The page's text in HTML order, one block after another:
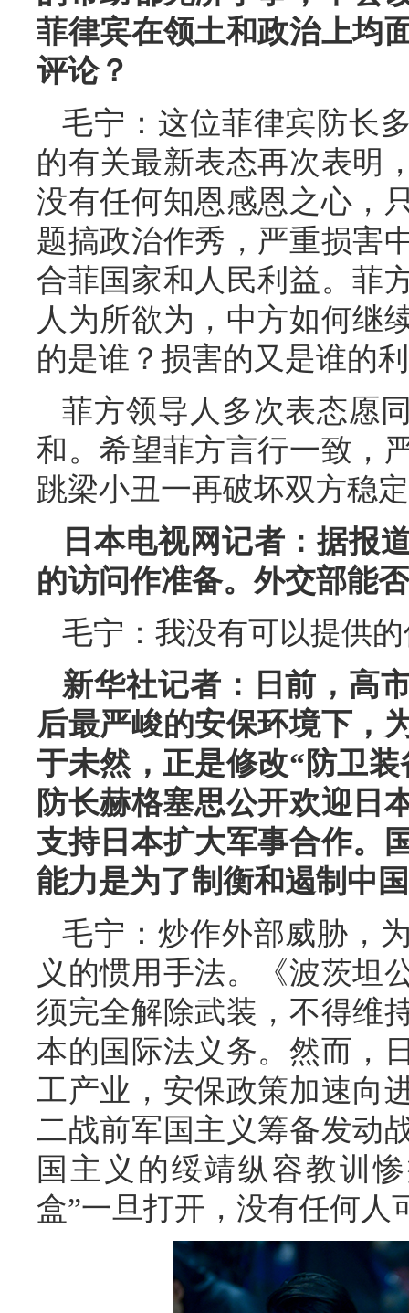
菲律宾在领土和政治上均
评论？
毛宁：这位菲律宾防长
的有关最新表态再次表明
没有任何知恩感恩之心，
题搞政治作秀，严重损害
合菲国家和人民利益。菲
人为所欲为，中方如何继
的是谁？损害的又是谁的
菲方领导人多次表态愿
和。希望菲方言行一致，
跳梁小丑一再破坏双方稳
日本电视网记者：据报
的访问作准备。外交部能
毛宁：我没有可以提供
新华社记者：日前，高
后最严峻的安保环境下，
于未然，正是修改“防卫
防长赫格塞思公开欢迎日
支持日本扩大军事合作。
能力是为了制衡和遏制中
毛宁：炒作外部威胁，
义的惯用手法。《波茨坦
须完全解除武装，不得维
本的国际法义务。然而，
工产业，安保政策加速向
二战前军国主义筹备发动
国主义的绥靖纵容教训
盒”一旦打开，没有任何人